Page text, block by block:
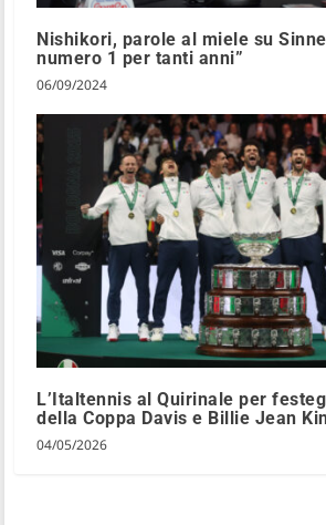
Nishikori, parole al miele su
numero 1 per tanti anni”
06/09/2024
L’Italtennis al Quirinale per
della Coppa Davis e Billie Jean
04/05/2026